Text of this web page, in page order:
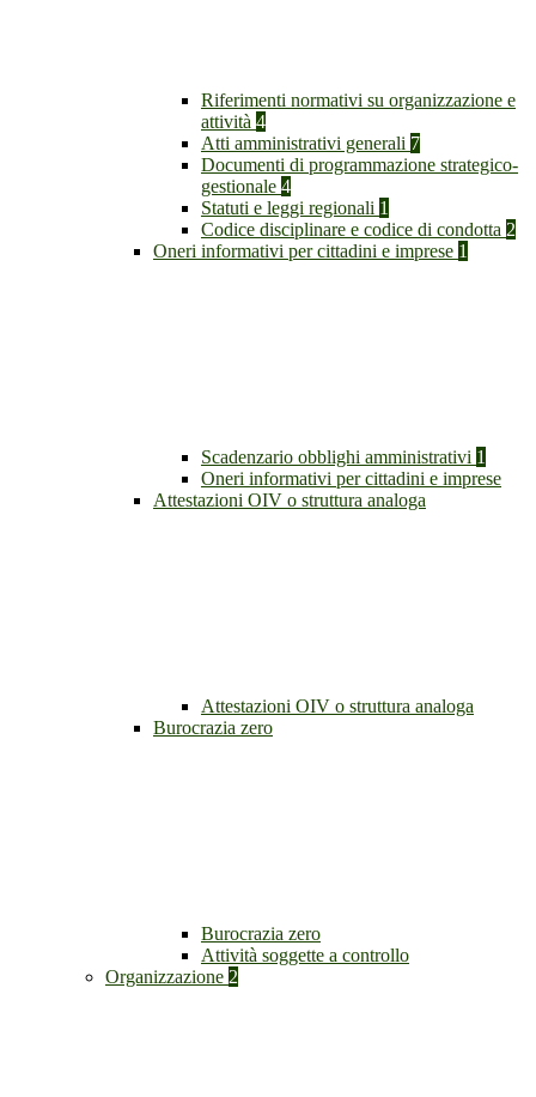
Riferimenti normativi su organizzazione e
attività 4
Atti amministrativi generali 7
Documenti di programmazione strategico-
gestionale 4
Statuti e leggi regionali 1
Codice disciplinare e codice di condotta 2
Oneri informativi per cittadini e imprese 1
Scadenzario obblighi amministrativi 1
Oneri informativi per cittadini e imprese
Attestazioni OIV o struttura analoga
Attestazioni OIV o struttura analoga
Burocrazia zero
Burocrazia zero
Attività soggette a controllo
Organizzazione 2